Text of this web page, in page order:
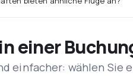
einer
einfacher: wählen Sie